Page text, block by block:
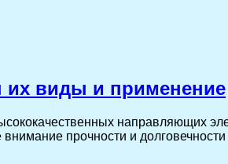
виды и применение
направляющих
прочности и